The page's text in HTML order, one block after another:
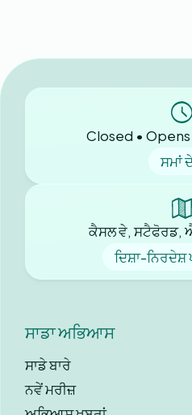
Closed •
ਸਮਾਂ
ਕੈਸਲ ਵੇ, ਸਟੈਫੋਰਡ,
ਦਿਸ਼ਾ-
ਸਾਡਾ ਅਭਿਆਸ
ਸਾਡੇ ਬਾਰੇ
ਨਵੇਂ ਮਰੀਜ਼